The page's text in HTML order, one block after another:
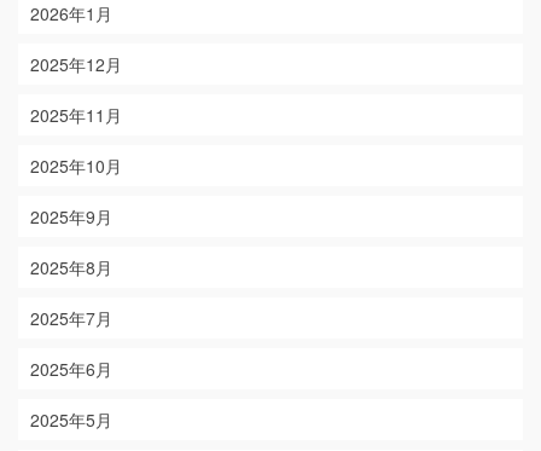
2026年1月
2025年12月
2025年11月
2025年10月
2025年9月
2025年8月
2025年7月
2025年6月
2025年5月